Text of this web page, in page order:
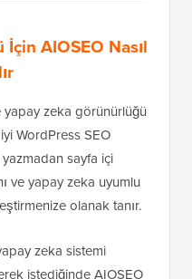
AIOSEO Nasıl
yapay zeka görünürlüğü
WordPress SEO
sayfa içi
ve yapay zeka uyumlu
olanak tanır.
zeka sistemi
istediğinde AIOSEO